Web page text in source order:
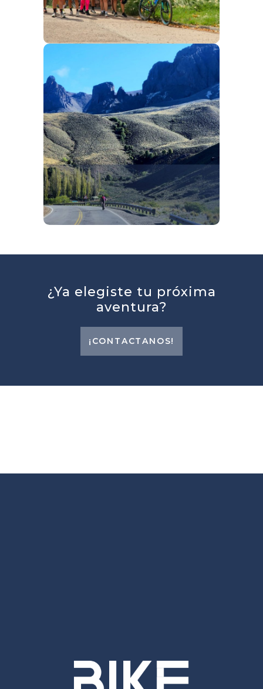
y
paisajes majestuosos.
ARGENTINA
SUR
Lagos, volcanes y termas en Los
Andes.
Una zona de la cordillera que nos
permitirá apreciar grandes lagos,
bosques milenarios, volcanes activos
y alojamientos a la altura del paisaje,
es decir: excepcionales y únicos.
¿Ya elegiste tu próxima
aventura?
¡CONTACTANOS!